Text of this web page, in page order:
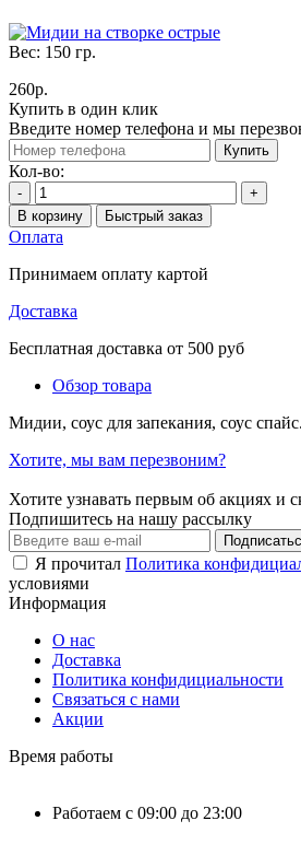
Вес: 150 гр.
260р.
Купить в один клик
Введите номер телефона и мы
Купить
Кол-во:
-
+
В корзину
Быстрый заказ
Оплата
Принимаем оплату картой
Доставка
Бесплатная доставка от 500 руб
Обзор товара
Мидии, соус для запекания, соус спайс.
Хотите, мы вам перезвоним?
Хотите узнавать первым об акциях и
Подпишитесь на нашу рассылку
Я прочитал Политика
условиями
Информация
О нас
Доставка
Политика конфидициальности
Связаться с нами
Акции
Время работы
Работаем с 09:00 до 23:00